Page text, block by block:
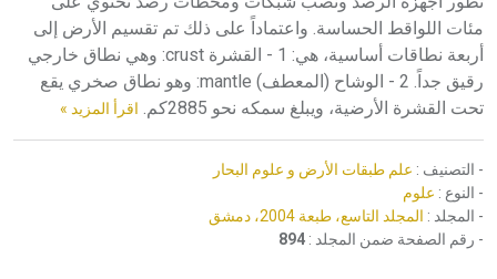
مئات اللواقط الحساسة. واعتماداً على ذلك تم تقسيم الأرض إلى
أربعة نطاقات أساسية، هي: 1 - القشرة crust: وهي نطاق خارجي
رقيق جداً. 2 - الوشاح (المعطف) mantle: وهو نطاق صخري يقع
تحت القشرة الأرضية، ويبلغ سمكه نحو 2885كم.
اقرأ المزيد »
- التصنيف : علم طبقات الأرض و علوم البحار
- النوع : علوم
- المجلد : المجلد التاسع، طبعة 2004، دمشق
- رقم الصفحة ضمن المجلد : 894